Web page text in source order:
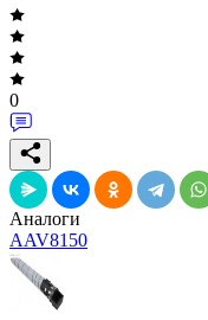
0
Аналоги
AAV8150